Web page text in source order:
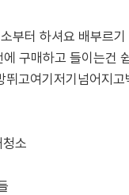
부터 하셔요 배부르
구매하고 들이는건
고여기저기넘어지고
소